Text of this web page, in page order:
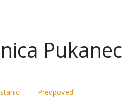
Pukanec
Predpoveď